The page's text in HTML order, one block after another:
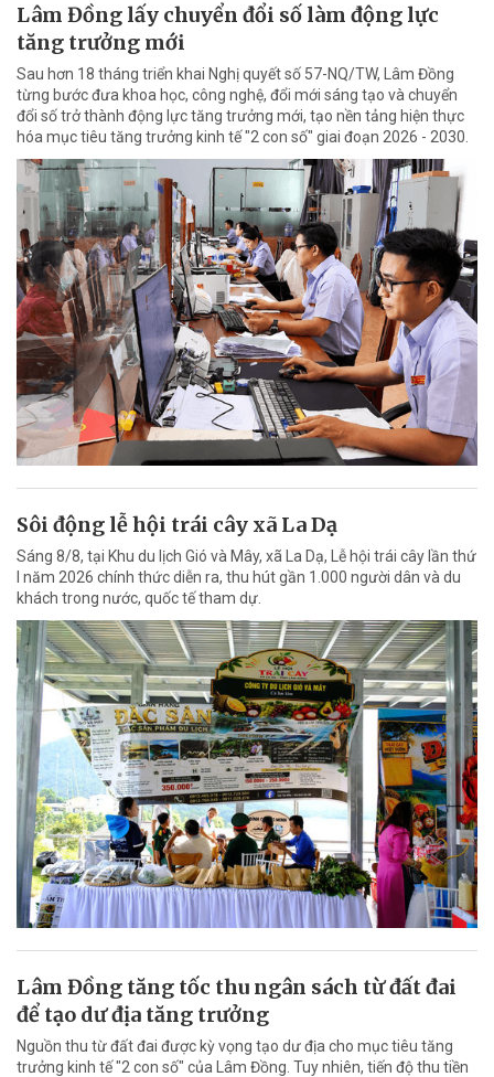
Lâm Đồng lấy chuyển đổi số làm động lực
tăng trưởng mới
Sau hơn 18 tháng triển khai Nghị quyết số 57-NQ/TW, Lâm Đồng
từng bước đưa khoa học, công nghệ, đổi mới sáng tạo và chuyển
đổi số trở thành động lực tăng trưởng mới, tạo nền tảng hiện thực
hóa mục tiêu tăng trưởng kinh tế "2 con số" giai đoạn 2026 - 2030.
Sôi động lễ hội trái cây xã La Dạ
Sáng 8/8, tại Khu du lịch Gió và Mây, xã La Dạ, Lễ hội trái cây lần thứ
I năm 2026 chính thức diễn ra, thu hút gần 1.000 người dân và du
khách trong nước, quốc tế tham dự.
Lâm Đồng tăng tốc thu ngân sách từ đất đai
để tạo dư địa tăng trưởng
Nguồn thu từ đất đai được kỳ vọng tạo dư địa cho mục tiêu tăng
trưởng kinh tế "2 con số" của Lâm Đồng. Tuy nhiên, tiến độ thu tiền